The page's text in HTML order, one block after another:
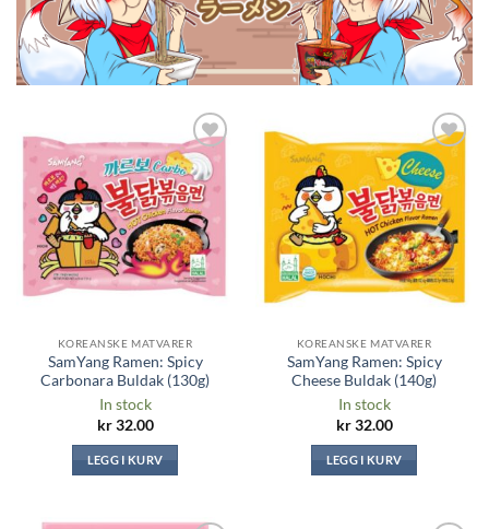
Legg til i
ønskeliste
KOREANSKE MATVARER
SamYang Ramen: Spicy
Carbonara Buldak (130g)
In stock
kr32.00
LEGG I KURV
Legg til i
ønskeliste
KOREANSKE MATVARER
SamYang Ramen: Spicy
Cheese Buldak (140g)
In stock
kr32.00
LEGG I KURV